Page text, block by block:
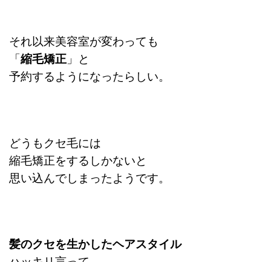
それ以来美容室が変わっても
「縮毛矯正 」と
予約するようになったらしい。
どうもクセ毛には
縮毛矯正をするしかないと
思い込んでしまったようです。
髪のクセを生かしたヘアスタイル